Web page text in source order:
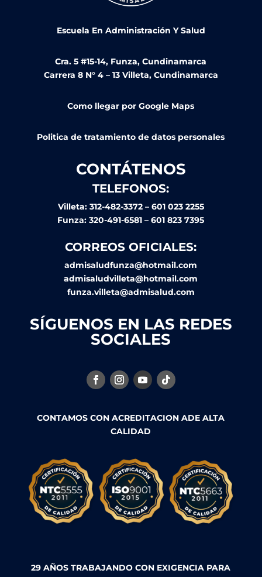
Escuela En Administración Y Salud
Cra. 5 #15-14, Funza, Cundinamarca
Carrera 8 N° 4 – 13 Villeta, Cundinamarca
Como llegar por Google Maps
Politica de tratamiento de datos personales
CONTÁTENOS
TELEFONOS:
Villeta: 312-482-3372 – 601 023 2255
Funza: 320-491-6581 – 601 823 7395
CORREOS OFICIALES:
admisaludfunza@hotmail.com
admisaludvilleta@hotmail.com
funza.villeta@admisalud.com
SÍGUENOS EN LAS REDES
SOCIALES
CONTAMOS CON ACREDITACION ADE ALTA
CALIDAD
29 AÑOS TRABAJANDO CON EXIGENCIA PARA